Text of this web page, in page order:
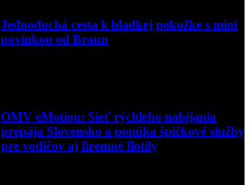
Jednoduchá cesta k hladkej pokožke s mini
novinkou od Braun
OMV eMotion: Sieť rýchleho nabíjania
prepája Slovensko a ponúka špičkové služby
pre vodičov aj firemné flotily